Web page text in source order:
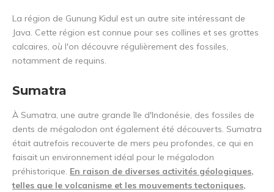
La région de Gunung Kidul est un autre site intéressant de
Java. Cette région est connue pour ses collines et ses grottes
calcaires, où l'on découvre régulièrement des fossiles,
notamment de requins.
Sumatra
À Sumatra, une autre grande île d'Indonésie, des fossiles de
dents de mégalodon ont également été découverts. Sumatra
était autrefois recouverte de mers peu profondes, ce qui en
faisait un environnement idéal pour le mégalodon
préhistorique. En raison de diverses activités géologiques,
telles que le volcanisme et les mouvements tectoniques,